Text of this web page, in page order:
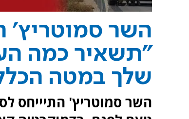
השר סמוטריץ'
"תשאיר כמה
שלך במטה
השר סמוטריץ' התיייחס